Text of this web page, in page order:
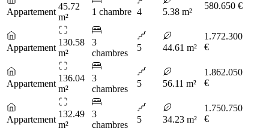
Appartement
45.72
m²
1 chambre 4 5.38 m²
580.650 €
Appartement
130.58
m²
3
chambres
5 44.61 m²
1.772.300
€
Appartement
136.04
m²
3
chambres
5 56.11 m²
1.862.050
€
Appartement
132.49
m²
3
chambres
5 34.23 m²
1.750.750
€